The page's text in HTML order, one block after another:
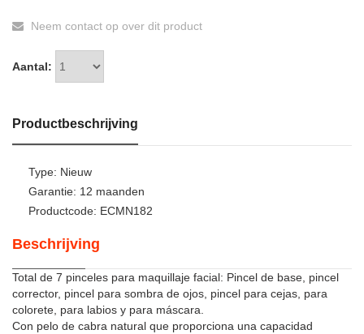
Neem contact op over dit product
Aantal:
Productbeschrijving
Type: Nieuw
Garantie: 12 maanden
Productcode: ECMN182
Beschrijving
Total de 7 pinceles para maquillaje facial: Pincel de base, pincel
corrector, pincel para sombra de ojos, pincel para cejas, para
colorete, para labios y para máscara.
Con pelo de cabra natural que proporciona una capacidad